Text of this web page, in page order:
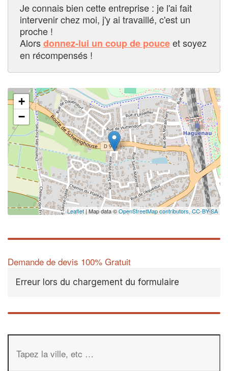
Je connais bien cette entreprise : je l'ai fait
intervenir chez moi, j'y ai travaillé, c'est un
proche !
Alorsdonnez-lui un coup de pouceet soyez
en récompensés !
+
−
Leaflet | Map data ©OpenStreetMap contributors, CC-BY-SA
Demande de devis 100% Gratuit
Erreur lors du chargement du formulaire